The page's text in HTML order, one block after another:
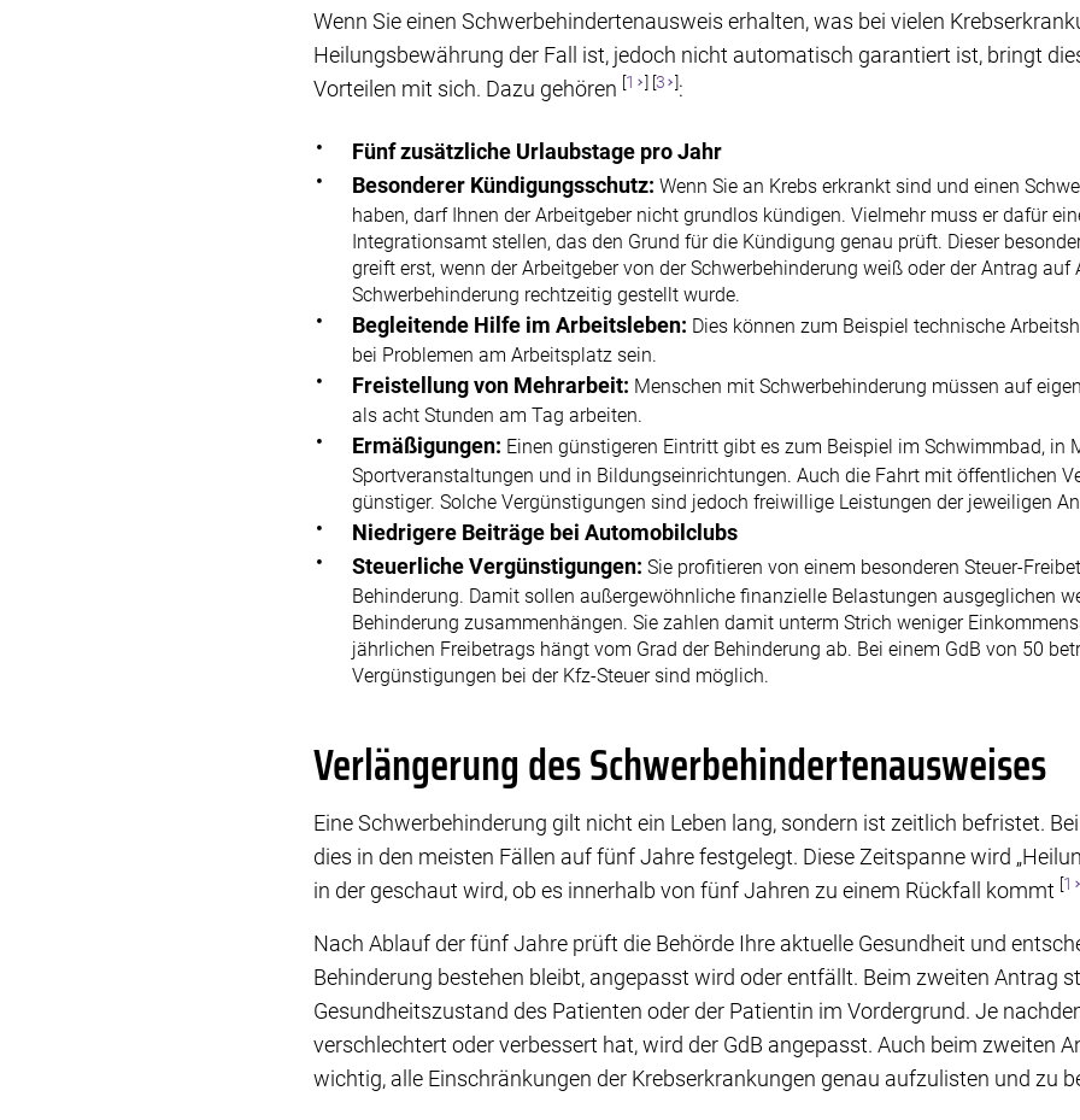
Wenn Sie einen Schwerbehindertenausweis erhalten, was bei vielen
Heilungsbewährung der Fall ist, jedoch nicht automatisch garantiert ist, bringt
Vorteilen mit sich. Dazu gehören [1 ] [3 ]:
Fünf zusätzliche Urlaubstage pro Jahr
Besonderer Kündigungsschutz: Wenn Sie an Krebs erkrankt sind und einen
haben, darf Ihnen der Arbeitgeber nicht grundlos kündigen. Vielmehr muss er dafür
Integrationsamt stellen, das den Grund für die Kündigung genau prüft. Dieser
greift erst, wenn der Arbeitgeber von der Schwerbehinderung weiß oder der Antrag auf
Schwerbehinderung rechtzeitig gestellt wurde.
Begleitende Hilfe im Arbeitsleben: Dies können zum Beispiel technische
bei Problemen am Arbeitsplatz sein.
Freistellung von Mehrarbeit: Menschen mit Schwerbehinderung müssen auf
als acht Stunden am Tag arbeiten.
Ermäßigungen: Einen günstigeren Eintritt gibt es zum Beispiel im Schwimmbad, in
Sportveranstaltungen und in Bildungseinrichtungen. Auch die Fahrt mit öffentlichen
günstiger. Solche Vergünstigungen sind jedoch freiwillige Leistungen der jeweiligen
Niedrigere Beiträge bei Automobilclubs
Steuerliche Vergünstigungen: Sie profitieren von einem besonderen Steuer-
Behinderung. Damit sollen außergewöhnliche finanzielle Belastungen ausgeglichen
Behinderung zusammenhängen. Sie zahlen damit unterm Strich weniger
jährlichen Freibetrags hängt vom Grad der Behinderung ab. Bei einem GdB von 50
Vergünstigungen bei der Kfz-Steuer sind möglich.
Verlängerung des Schwerbehindertenausweises
Eine Schwerbehinderung gilt nicht ein Leben lang, sondern ist zeitlich befristet.
dies in den meisten Fällen auf fünf Jahre festgelegt. Diese Zeitspanne wird
in der geschaut wird, ob es innerhalb von fünf Jahren zu einem Rückfall kommt [1
Nach Ablauf der fünf Jahre prüft die Behörde Ihre aktuelle Gesundheit und
Behinderung bestehen bleibt, angepasst wird oder entfällt. Beim zweiten Antrag
Gesundheitszustand des Patienten oder der Patientin im Vordergrund. Je
verschlechtert oder verbessert hat, wird der GdB angepasst. Auch beim zweiten
wichtig, alle Einschränkungen der Krebserkrankungen genau aufzulisten und zu